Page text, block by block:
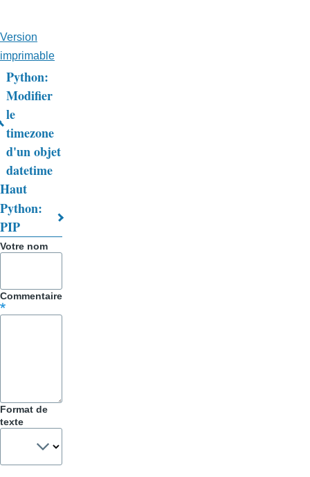
Version
imprimable
Liens
transversaux
de
livre
pour
Trucs
&
Python:
Modifier
le
timezone
d'un objet
datetime
Haut
Python:
PIP
Votre nom
Commentaire
Format de
texte